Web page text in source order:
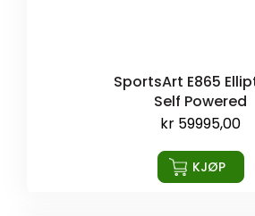
SportsArt E865
Self Powered
kr 59995,00
KJØP